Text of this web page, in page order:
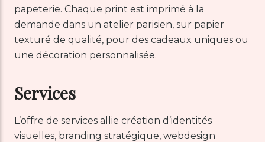
papeterie. Chaque print est imprimé à la
demande dans un atelier parisien, sur papier
texturé de qualité, pour des cadeaux uniques ou
une décoration personnalisée.
Services
L’offre de services allie création d’identités
visuelles, branding stratégique, webdesign